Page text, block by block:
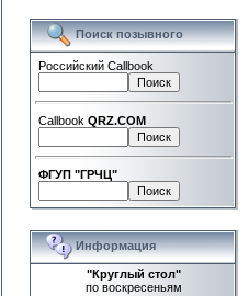
Поиск позывного
Российский Callbook
Callbook QRZ.COM
ФГУП "ГРЧЦ"
Информация
"Круглый стол"
по воскресеньям